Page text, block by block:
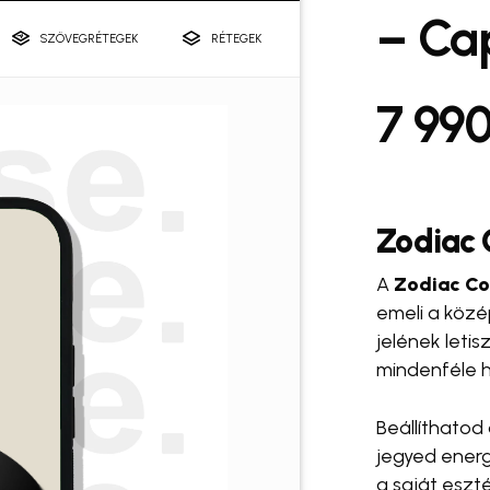
#snap and shoot
SZÖVEGRÉTEGEK RÉTEGEK
–
7
Zodiac
A Zodiac
emeli a
jelének
mindenféle
Beállíthatod
jegyed
a saját
a következő